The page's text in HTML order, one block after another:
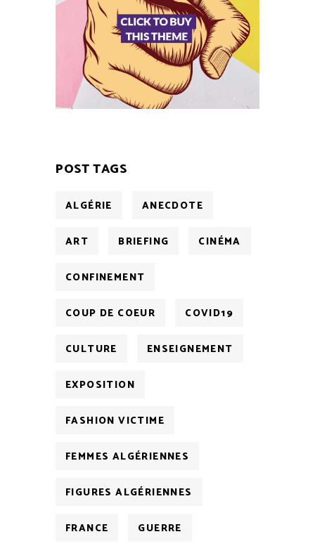
POST TAGS
ALGÉRIE ANECDOTE
ART BRIEFING CINÉMA
CONFINEMENT
COUP DE COEUR COVID19
CULTURE ENSEIGNEMENT
EXPOSITION
FASHION VICTIME
FEMMES ALGÉRIENNES
FIGURES ALGÉRIENNES
FRANCE GUERRE